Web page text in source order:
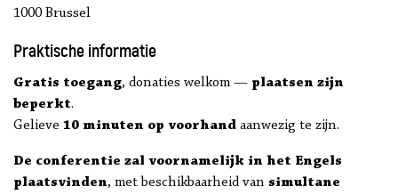
1000 Brussel
Praktische informatie
Gratis toegang, donaties welkom — plaatsen zijn
beperkt.
Gelieve 10 minuten op voorhand aanwezig te zijn.
De conferentie zal voornamelijk in het Engels
plaatsvinden, met beschikbaarheid van simultane